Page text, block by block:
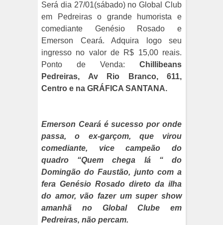
Será dia 27/01(sábado) no Global Club
em Pedreiras o grande humorista e
comediante Genésio Rosado e
Emerson Ceará. Adquira logo seu
ingresso no valor de R$ 15,00 reais.
Ponto de Venda: Chillibeans
Pedreiras, Av Rio Branco, 611,
Centro e na GRÁFICA SANTANA.
Emerson Ceará é sucesso por onde
passa, o ex-garçom, que virou
comediante, vice campeão do
quadro “Quem chega lá “ do
Domingão do Faustão, junto com a
fera Genésio Rosado direto da ilha
do amor, vão fazer um super show
amanhã no Global Clube em
Pedreiras, não percam.